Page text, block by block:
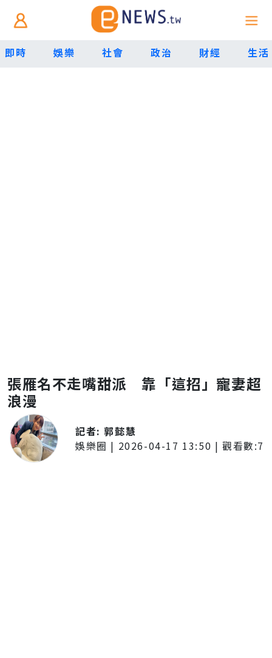
即時 娛樂 社會 政治 財經 生活
張雁名不走嘴甜派 靠「這招」寵妻超
浪漫
記者:郭懿慧
娛樂圈 | 2026-04-17 13:50 | 觀看數:7